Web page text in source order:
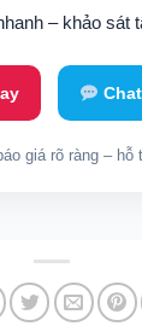
– khảo sát
giá rõ ràng – hỗ